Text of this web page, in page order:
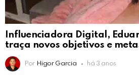
Influenciadora Digital,
traça novos objetivos e
Por Higor Garcia há 3 anos